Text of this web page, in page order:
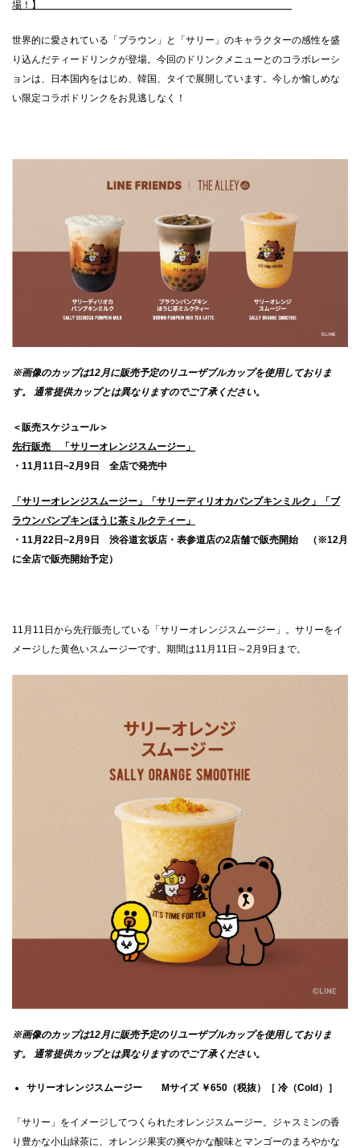
場！】
世界的に愛されている「ブラウン」と「サリー」のキャラクターの感性を盛
り込んだティードリンクが登場。今回のドリンクメニューとのコラボレーシ
ョンは、日本国内をはじめ、韓国、タイで展開しています。今しか愉しめな
い限定コラボドリンクをお見逃しなく！
※画像のカップは12月に販売予定のリユーザブルカップを使用しておりま
す。 通常提供カップとは異なりますのでご了承ください。
＜販売スケジュール＞
先行販売 「サリーオレンジスムージー」
・11月11日~2月9日 全店で発売中
「サリーオレンジスムージー」「サリーディリオカパンプキンミルク」「ブ
ラウンパンプキンほうじ茶ミルクティー」
・11月22日~2月9日 渋谷道玄坂店・表参道店の2店舗で販売開始 （※12月
に全店で販売開始予定）
11月11日から先行販売している「サリーオレンジスムージー」。サリーをイ
メージした黄色いスムージーです。期間は11月11日～2月9日まで。
※画像のカップは12月に販売予定のリユーザブルカップを使用しておりま
す。 通常提供カップとは異なりますのでご了承ください。
サリーオレンジスムージー Mサイズ ￥650（税抜）［ 冷（Cold）］
「サリー」をイメージしてつくられたオレンジスムージー。ジャスミンの香
り豊かな小山緑茶に、オレンジ果実の爽やかな酸味とマンゴーのまろやかな